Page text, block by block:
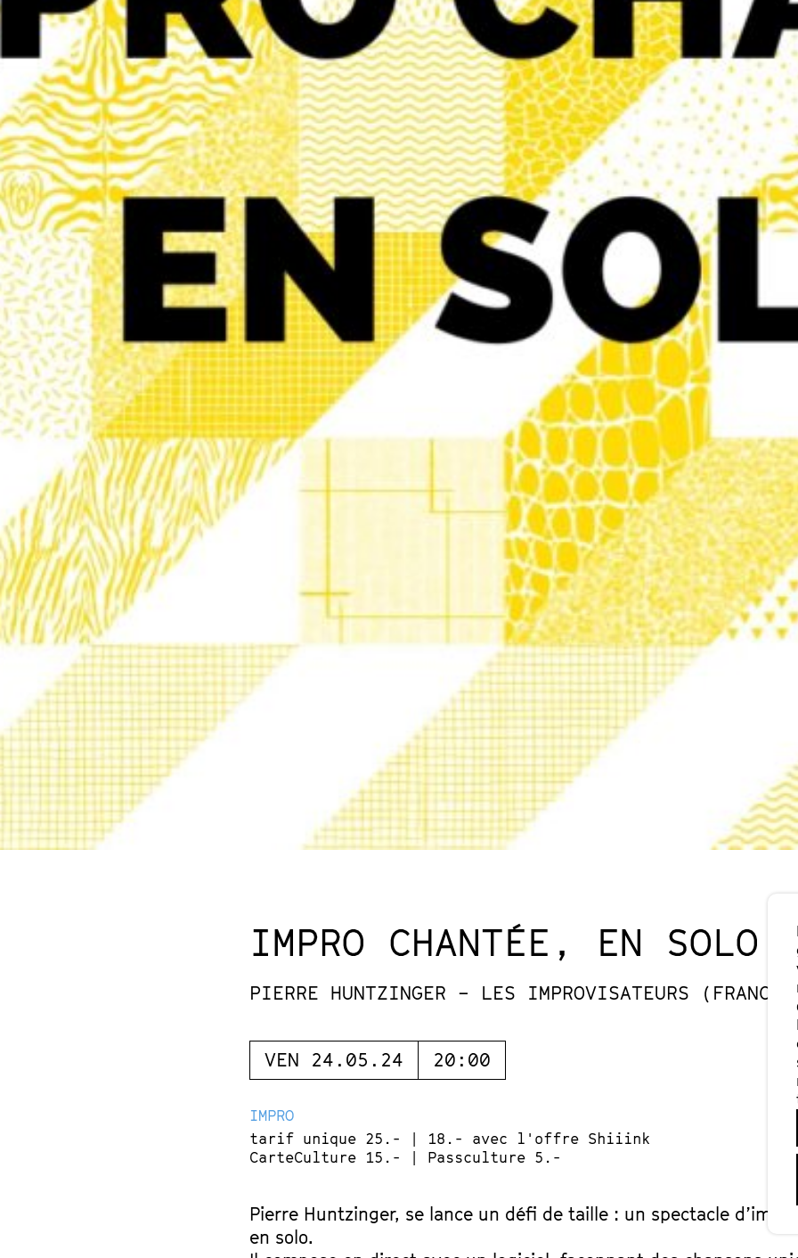
IMPRO CHANTÉE, EN SOLO
PIERRE HUNTZINGER – LES IMPROVISATEURS (FRANCE)
VEN 24.05.24 20:00
IMPRO
tarif unique 25.- | 18.- avec l'offre Shiiink
CarteCulture 15.- | Passculture 5.-
Pierre Huntzinger, se lance un défi de taille : un spectacle
en solo.